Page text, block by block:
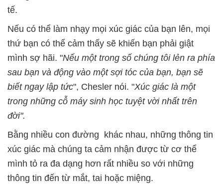
tế.
Nếu có thể làm nhạy mọi xúc giác của bạn lên, mọi
thứ bạn có thể cảm thấy sẽ khiến bạn phải giật
mình sợ hãi. "Nếu một trong số chúng tôi lẻn ra phía
sau bạn và động vào một sợi tóc của bạn, bạn sẽ
biết ngay lập tức", Chesler nói. "Xúc giác là một
trong những cỗ máy sinh học tuyệt vời nhất trên
đời".
Bằng nhiều con đường khác nhau, những thông tin
xúc giác mà chúng ta cảm nhận được từ cơ thể
mình tỏ ra đa dạng hơn rất nhiều so với những
thông tin đến từ mắt, tai hoặc miệng.